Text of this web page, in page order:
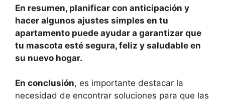
En resumen, planificar con anticipación y
hacer algunos ajustes simples en tu
apartamento puede ayudar a garantizar que
tu mascota esté segura, feliz y saludable en
su nuevo hogar.
En conclusión, es importante destacar la
necesidad de encontrar soluciones para que las